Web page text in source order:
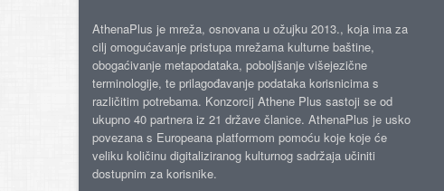
AthenaPlus je mreža, osnovana u ožujku 2013., koja ima za
cilj omogućavanje pristupa mrežama kulturne baštine,
obogaćivanje metapodataka, poboljšanje višejezične
terminologije, te prilagođavanje podataka korisnicima s
različitim potrebama. Konzorcij Athene Plus sastoji se od
ukupno 40 partnera iz 21 države članice. AthenaPlus je usko
povezana s Europeana platformom pomoću koje koje će
veliku količinu digitaliziranog kulturnog sadržaja učiniti
dostupnim za korisnike.